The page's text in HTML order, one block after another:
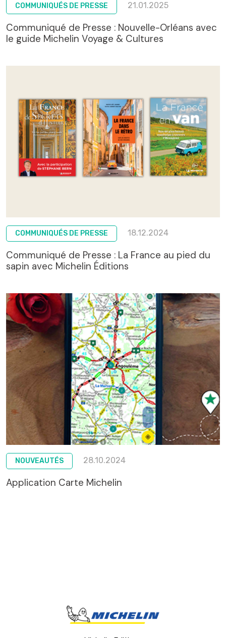
COMMUNIQUÉS DE PRESSE 21.01.2025
Communiqué de Presse : Nouvelle-Orléans avec
le guide Michelin Voyage & Cultures
COMMUNIQUÉS DE PRESSE 18.12.2024
Communiqué de Presse : La France au pied du
sapin avec Michelin Éditions
NOUVEAUTÉS 28.10.2024
Application Carte Michelin